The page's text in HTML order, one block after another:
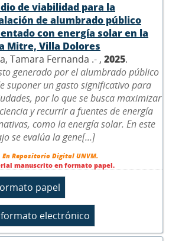
de viabilidad para la
de alumbrado público
con energía solar en la
Mitre, Villa Dolores
Tamara Fernanda .- , 2025.
generado por el alumbrado público
suponer un gasto significativo para
por lo que se busca maximizar
y recurrir a fuentes de energía
como la energía solar. En este
se evalúa la gene[...]
En Repositorio Digital UNVM.
manuscrito en formato papel.